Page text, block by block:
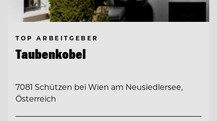
TOP ARBEITGEBER
Taubenkobel
7081 Schützen bei Wien am Neusiedlersee,
Österreich